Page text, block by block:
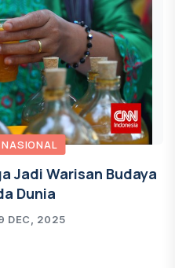
Jadi Warisan Budaya
Dunia
DEC, 2025